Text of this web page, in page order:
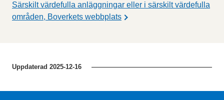
Särskilt värdefulla anläggningar eller i särskilt värdefulla
områden, Boverkets webbplats
Uppdaterad 2025-12-16